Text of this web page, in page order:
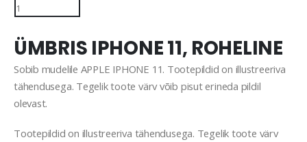
ÜMBRIS IPHONE 11, ROHELINE
Sobib mudelile APPLE IPHONE 11. Tootepildid on illustreeriva
tähendusega. Tegelik toote värv võib pisut erineda pildil
olevast.
Tootepildid on illustreeriva tähendusega. Tegelik toote värv